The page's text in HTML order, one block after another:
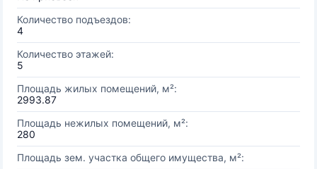
Количество подъездов:
4
Количество этажей:
5
Площадь жилых помещений, м²:
2993.87
Площадь нежилых помещений, м²:
280
Площадь зем. участка общего имущества, м²: